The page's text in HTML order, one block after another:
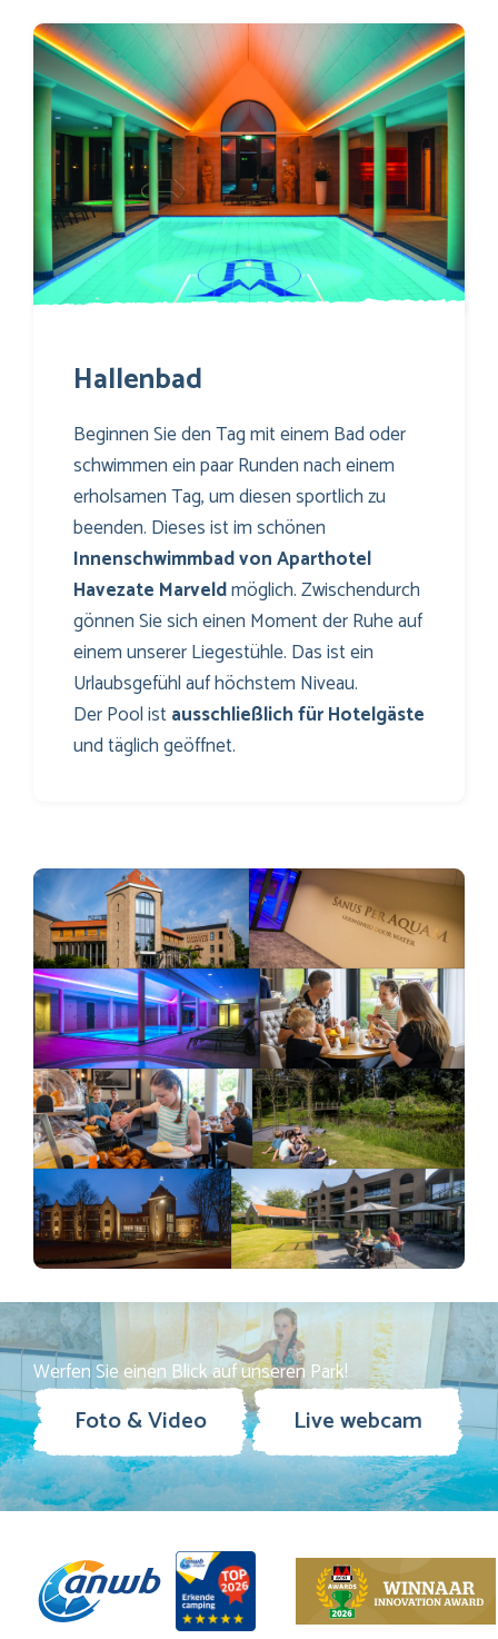
Hallenbad
Beginnen Sie den Tag mit einem Bad oder
schwimmen ein paar Runden nach einem
erholsamen Tag, um diesen sportlich zu
beenden. Dieses ist im schönen
Innenschwimmbad von Aparthotel
Havezate Marveldmöglich. Zwischendurch
gönnen Sie sich einen Moment der Ruhe auf
einem unserer Liegestühle. Das ist ein
Urlaubsgefühl auf höchstem Niveau.
Der Pool istausschließlich für Hotelgäste
und täglich geöffnet.
Werfen Sie einen Blick auf unseren Park!
Foto & Video Live webcam